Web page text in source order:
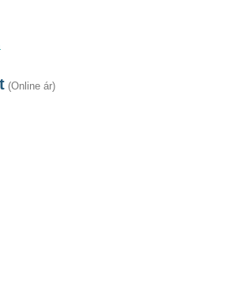
(Online ár)